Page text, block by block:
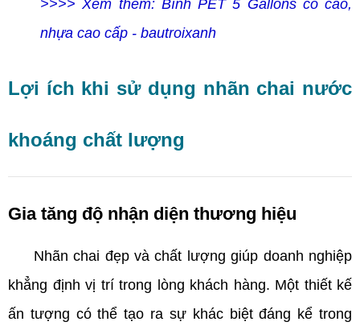
>>>> Xem thêm: Bình PET 5 Gallons cổ cao,
nhựa cao cấp - bautroixanh
Lợi ích khi sử dụng nhãn chai nước
khoáng chất lượng
Gia tăng độ nhận diện thương hiệu
Nhãn chai đẹp và chất lượng giúp doanh nghiệp
khẳng định vị trí trong lòng khách hàng. Một thiết kế
ấn tượng có thể tạo ra sự khác biệt đáng kể trong